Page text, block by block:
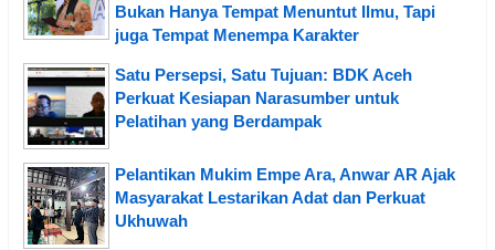
Bukan Hanya Tempat Menuntut Ilmu, Tapi
juga Tempat Menempa Karakter
Satu Persepsi, Satu Tujuan: BDK Aceh
Perkuat Kesiapan Narasumber untuk
Pelatihan yang Berdampak
Pelantikan Mukim Empe Ara, Anwar AR Ajak
Masyarakat Lestarikan Adat dan Perkuat
Ukhuwah